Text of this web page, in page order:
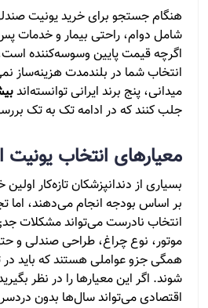
هنگام جستجو برای خرید یونیت
شامل دوام، راحتی بیمار و خدمات
اگرچه قیمت پایین وسوسه‌کننده
انتخاب شما در بلندمدت هزینه‌ساز
میدانی، پنج برند ایرانی توانسته‌اند
جلب کنند که در ادامه تک‌ به‌ تک
معیارهای انتخاب یونیت
بسیاری از دندانپزشکان تازه‌کار
بر اساس بودجه انجام می‌دهند، اما
انتخاب نادرست می‌تواند مشکلات
موتور، نوع چراغ، طراحی صندلی و
همگی جزو عواملی هستند که باید
شوند. اگر این معیارها را در نظر
اقتصادی می‌تواند سال‌ها بدون دردسر